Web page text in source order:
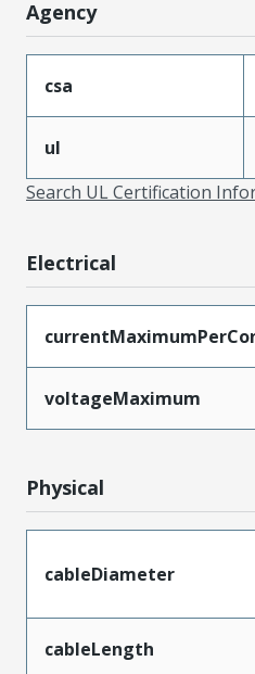
Agency
csa
ul
Search UL Certification
Electrical
voltageMaximum
Physical
cableDiameter
cableLength